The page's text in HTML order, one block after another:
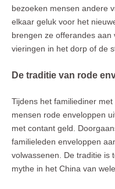
bezoeken mensen andere
elkaar geluk voor het
brengen ze offerandes
vieringen in het dorp of de
De traditie van rode
Tijdens het familiediner
mensen rode enveloppen
met contant geld.
familieleden enveloppen
volwassenen. De traditie is
mythe in het China van